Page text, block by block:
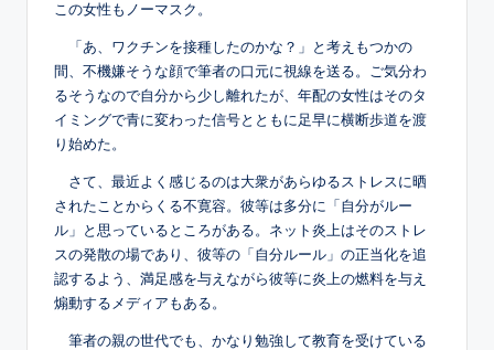
この女性もノーマスク。
「あ、ワクチンを接種したのかな？」と考えもつかの
間、不機嫌そうな顔で筆者の口元に視線を送る。ご気分わ
るそうなので自分から少し離れたが、年配の女性はそのタ
イミングで青に変わった信号とともに足早に横断歩道を渡
り始めた。
さて、最近よく感じるのは大衆があらゆるストレスに晒
されたことからくる不寛容。彼等は多分に「自分がルー
ル」と思っているところがある。ネット炎上はそのストレ
スの発散の場であり、彼等の「自分ルール」の正当化を追
認するよう、満足感を与えながら彼等に炎上の燃料を与え
煽動するメディアもある。
筆者の親の世代でも、かなり勉強して教育を受けている